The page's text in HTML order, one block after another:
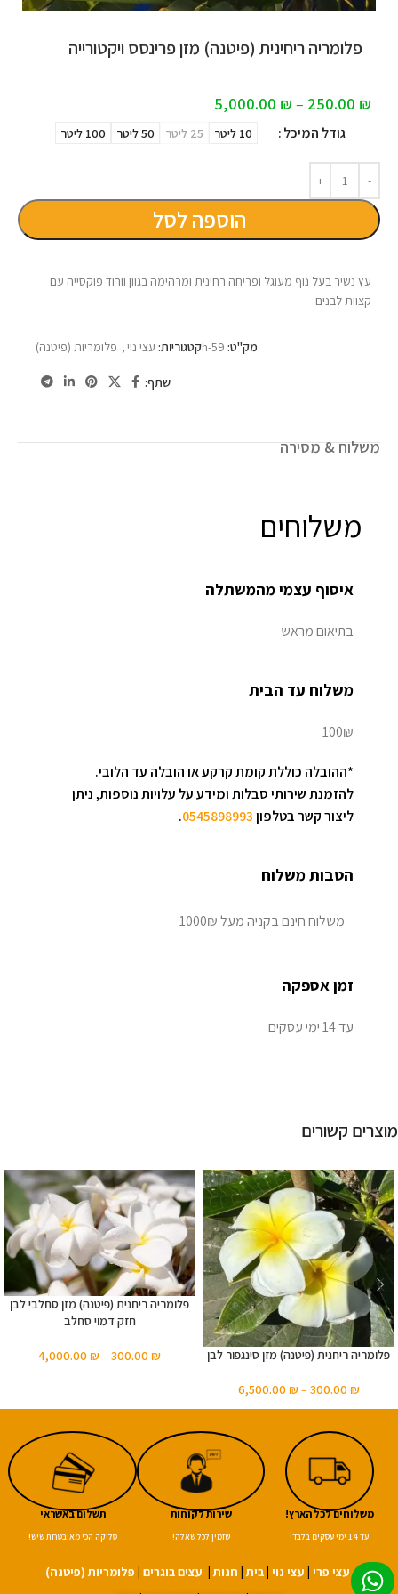
פלומריה ריחינית (פיטנה) מזן פרינסס ויקטורייה
250.00 ₪
–
5,000.00 ₪
גודל המיכל 10 ליטר 25 ליטר 50 ליטר 100 ליטר
הוספה לסל
עץ נשיר בעל נוף מעוגל ופריחה רחינית ומרהימה בגוון וורוד פוקסייה עם
קצוות לבנים
מק"ט: h-59קטגוריות: עצי נוי, פלומריות (פיטנה)
שתף:
משלוח & מסירה
משלוחים
איסוף עצמי מהמשתלה
בתיאום מראש
משלוח עד הבית
100₪
*ההובלה כוללת קומת קרקע או הובלה עד הלובי.
להזמנת שירותי סבלות ומידע על עלויות נוספות, ניתן
ליצור קשר בטלפון0545898993
.
הטבות משלוח
משלוח חינם בקניה מעל 1000₪
זמן אספקה
עד 14 ימי עסקים
מוצרים קשורים
פלומריה ריחנית (פיטנה) מזן סינגפור לבן
300.00₪
–
6,500.00₪
פלומריה ריחנית (פיטנה) מזן סחלבי לבן
חזק דמוי סחלב
300.00₪
–
4,000.00₪
משלוחים לכל הארץ!
עד 14 ימי עסקים בלבד!
שירות לקוחות
שזמין לכל שאלה!
תשלום באשראי
סליקה הכי מאובטחת שיש!
עצי פרי עצי נוי בית| חנות| עצים בוגרים פלומריות (פיטנה)